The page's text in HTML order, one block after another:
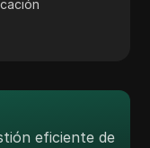
eficiente de